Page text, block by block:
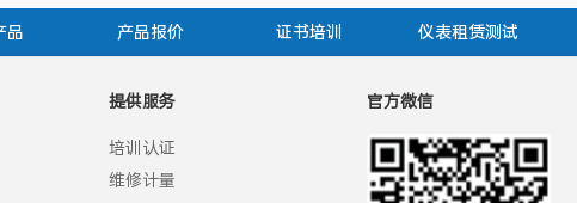
品 产品报价 证书培训 仪表租赁测试
提供服务
培训认证
维修计量
官方微信